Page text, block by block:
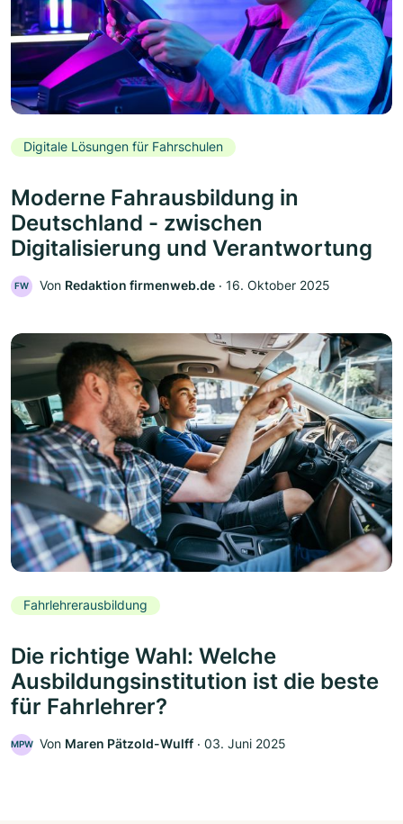
Digitale Lösungen für Fahrschulen
Moderne Fahrausbildung in
Deutschland - zwischen
Digitalisierung und Verantwortung
FW Von Redaktion firmenweb.de ‧ 16. Oktober 2025
Fahrlehrerausbildung
Die richtige Wahl: Welche
Ausbildungsinstitution ist die beste
für Fahrlehrer?
MPW Von Maren Pätzold-Wulff ‧ 03. Juni 2025